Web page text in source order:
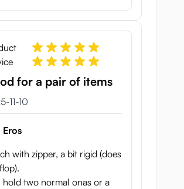
for a pair of items
2025
11-10
Eros
with zipper, a bit rigid (does
hold two normal onas or a